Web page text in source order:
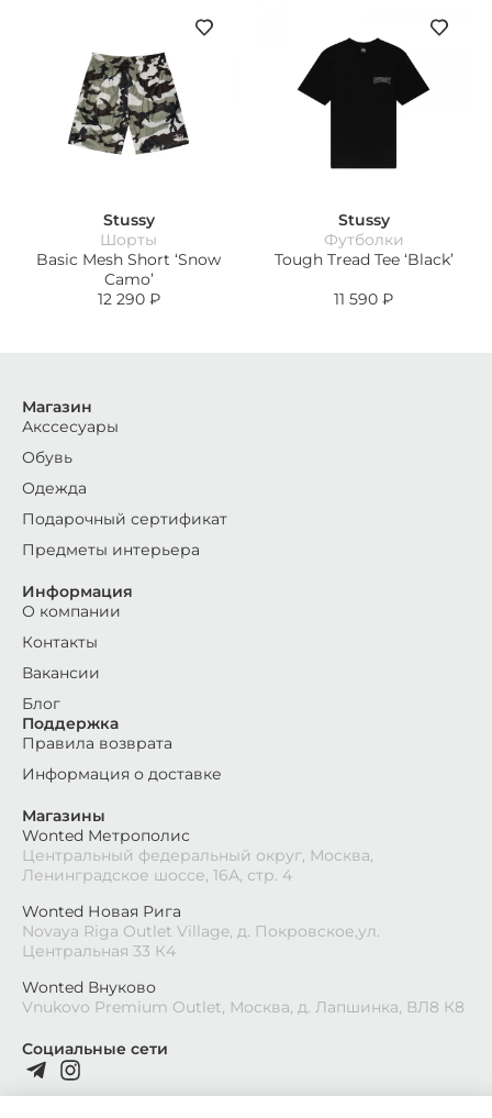
Stussy
Шорты
Basic Mesh Short ‘Snow
Camo’
12 290 ₽
Stussy
Футболки
Tough Tread Tee ‘Black’
11 590 ₽
Социальные сети
Магазины
Wonted Метрополис
Центральный федеральный округ, Москва,
Ленинградское шоссе, 16А, стр. 4
Wonted Новая Рига
Novaya Riga Outlet Village, д. Покровское,ул.
Центральная 33 К4
Wonted Внуково
Vnukovo Premium Outlet, Москва, д. Лапшинка, ВЛ8 К8
Магазин
Акссесуары
Обувь
Одежда
Подарочный сертификат
Предметы интерьера
Информация
О компании
Контакты
Вакансии
Блог
Поддержка
Правила возврата
Информация о доставке